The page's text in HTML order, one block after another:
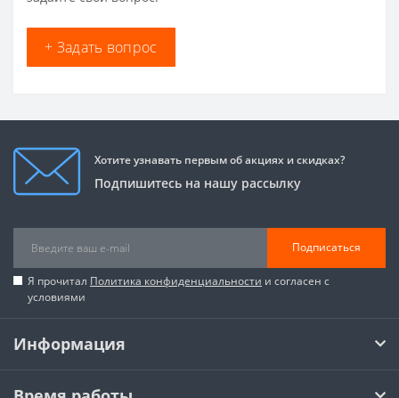
+ Задать вопрос
Хотите узнавать первым об акциях и скидках?
Подпишитесь на нашу рассылку
Подписаться
Я прочитал Политика конфиденциальности и согласен с
условиями
Информация